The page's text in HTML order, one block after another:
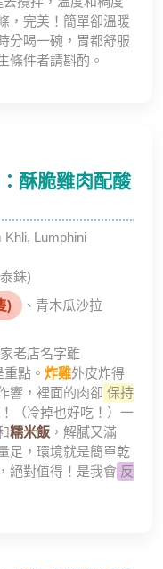
，完美！簡單卻溫暖
分喝一碗，胃都舒服
條件者請斟酌。
酥脆雞肉配酸
Khli, Lumphini
銖)
)
、青木瓜沙拉
老店名字雖
點。 炸雞外皮炸得
響，裡面的肉卻 保持
（冷掉也好吃！）一
糯米飯 ，解膩又滿
足，環境就是簡單乾
絕對值得！是我會 反